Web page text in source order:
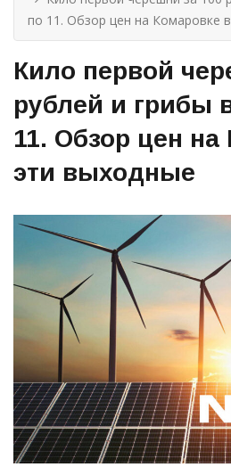
по 11. Обзор цен на Комаровке
Кило первой
рублей и грибы
11. Обзор цен на
эти выходные